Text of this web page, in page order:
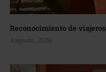
Reconocimiento de viajeros
4 agosto, 2026